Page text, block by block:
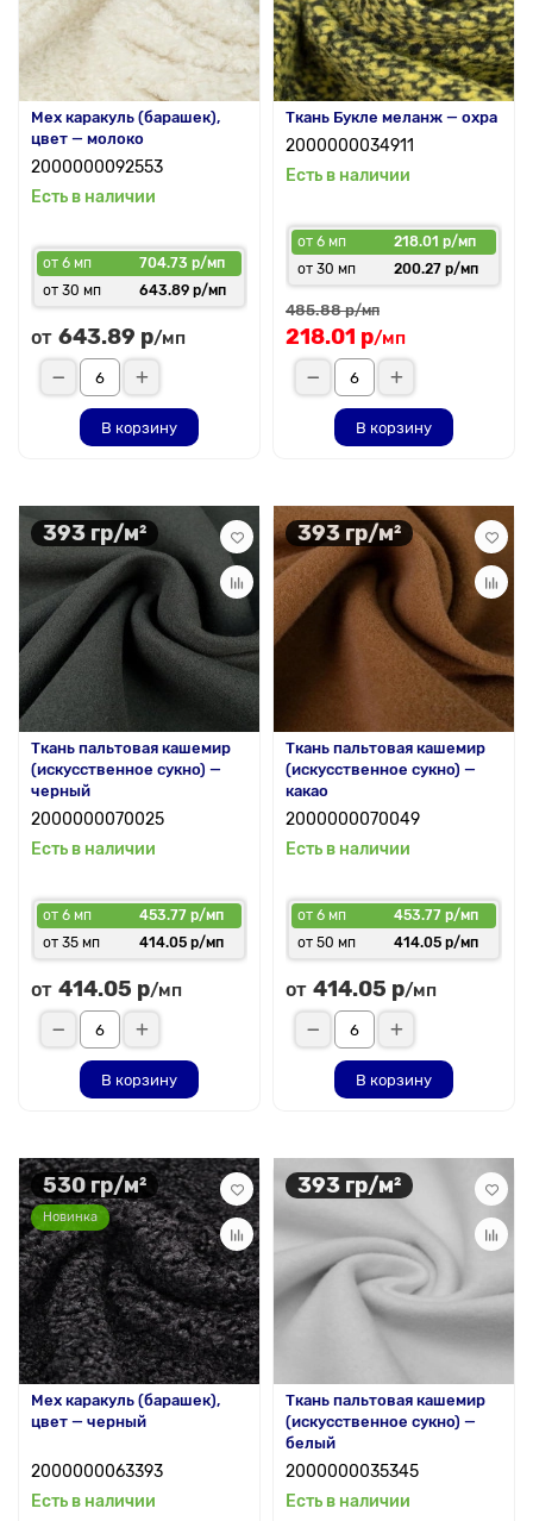
Мех каракуль (барашек),
цвет — молоко
2000000092553
Есть в наличии
от 6 мп
704.73 р/мп
от 30 мп
643.89 р/мп
от 643.89 р/мп
В корзину
Ткань Букле меланж — охра
2000000034911
Есть в наличии
от 6 мп
218.01 р/мп
от 30 мп
200.27 р/мп
485.88 р/мп
218.01 р/мп
В корзину
393 гр/м²
Ткань пальтовая кашемир
(искусственное сукно) —
черный
2000000070025
Есть в наличии
от 6 мп
453.77 р/мп
от 35 мп
414.05 р/мп
от 414.05 р/мп
В корзину
393 гр/м²
Ткань пальтовая кашемир
(искусственное сукно) —
какао
2000000070049
Есть в наличии
от 6 мп
453.77 р/мп
от 50 мп
414.05 р/мп
от 414.05 р/мп
В корзину
530 гр/м²
Новинка
Мех каракуль (барашек),
цвет — черный
2000000063393
Есть в наличии
393 гр/м²
Ткань пальтовая кашемир
(искусственное сукно) —
белый
2000000035345
Есть в наличии